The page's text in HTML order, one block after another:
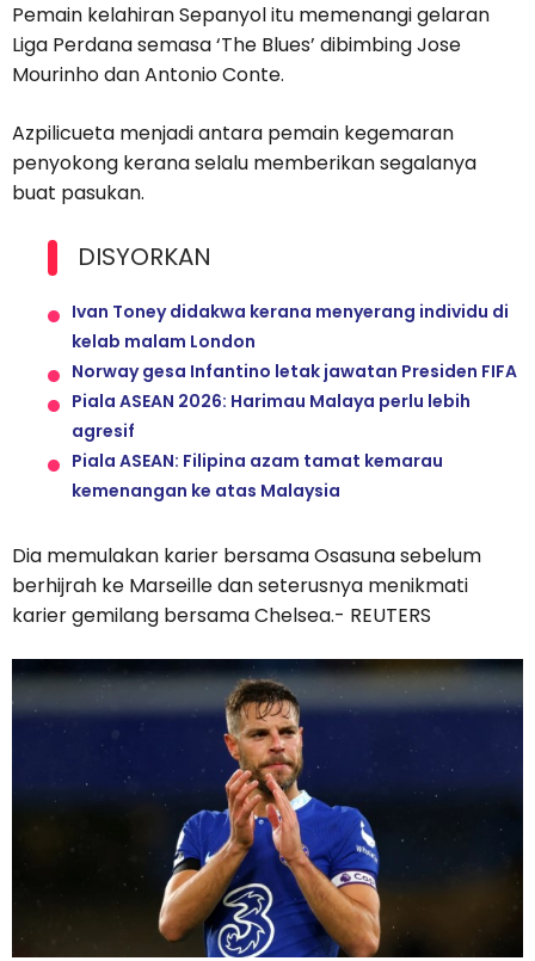
Pemain kelahiran Sepanyol itu memenangi gelaran
Liga Perdana semasa ‘The Blues’ dibimbing Jose
Mourinho dan Antonio Conte.
Azpilicueta menjadi antara pemain kegemaran
penyokong kerana selalu memberikan segalanya
buat pasukan.
DISYORKAN
Ivan Toney didakwa kerana menyerang individu di
kelab malam London
Norway gesa Infantino letak jawatan Presiden FIFA
Piala ASEAN 2026: Harimau Malaya perlu lebih
agresif
Piala ASEAN: Filipina azam tamat kemarau
kemenangan ke atas Malaysia
Dia memulakan karier bersama Osasuna sebelum
berhijrah ke Marseille dan seterusnya menikmati
karier gemilang bersama Chelsea.- REUTERS